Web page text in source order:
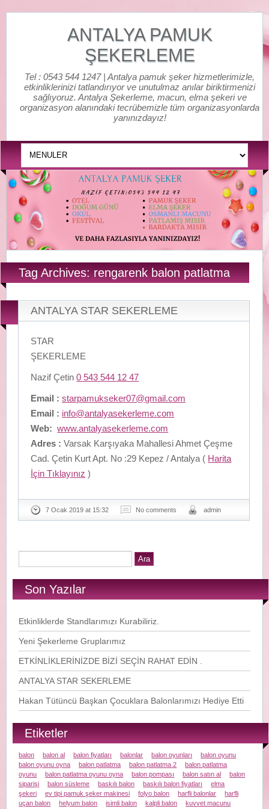
ANTALYA PAMUK
ŞEKERLEME
Tel : 0543 544 1247 | Antalya pamuk şeker hizmetlerimizle,
etkinliklerinizi tatlandırıyor ve unutulmaz anılar biriktirmenizi
sağlıyoruz. Antalya Şekerleme, macun, elma şekeri ve
organizasyon alanındaki tecrübemizle tüm organizasyonlarda
yanınızdayız!
Tag Archives: rengarenk balon patlatma
ANTALYA STAR SEKERLEME
STAR
ŞEKERLEME
Nazif Çetin0 543 544 12 47
Email : starpamukseker07@gmail.com
Email : info@antalyasekerleme.com
Web: www.antalyasekerleme.com
Adres : Varsak Karşıyaka Mahallesi Ahmet Çeşme
Cad. Çetin Kurt Apt. No :29 Kepez / Antalya ( Harita
İçin Tıklayınız )
7 Ocak 2019 at 15:32 No comments admin
Son Yazılar
Etkinliklerde Standlarımızı Kurabiliriz.
Yeni Şekerleme Gruplarımız
ETKİNLİKLERİNİZDE BİZİ SEÇİN RAHAT EDİN .
ANTALYA STAR SEKERLEME
Hakan Tütüncü Başkan Çocuklara Balonlarımızı Hediye Etti
Etiketler
balon balon al balon fiyatları balonlar balon oyunları
balon oyunu
balon oyunu oyna
balon patlatma balon patlatma 2
balon patlatma
oyunu
balon patlatma oyunu oyna balon pompası balon satın al
balon
siparişi
balon süsleme baskılı balon baskılı balon fiyatları
elma
şekeri
ev tipi pamuk şeker makinesi folyo balon harfli balonlar
harfli
uçan balon
helyum balon isimli balon kalpli balon
kuvvet macunu